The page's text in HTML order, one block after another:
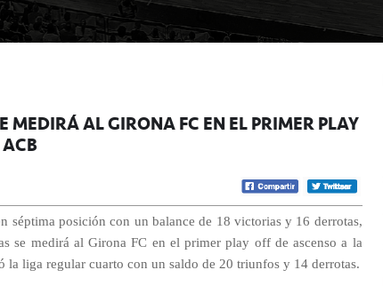
MEDIRÁ AL GIRONA FC EN EL PRIMER PLAY
séptima posición con un balance de 18 victorias y 16 derrotas,
se medirá al Girona FC en el primer play off de ascenso a la
liga regular cuarto con un saldo de 20 triunfos y 14 derrotas.